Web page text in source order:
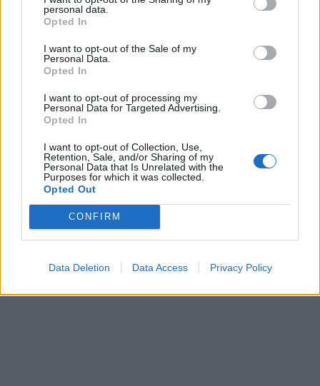
personal data.
Opted In
I want to opt-out of the Sale of my
Personal Data.
Opted In
I want to opt-out of processing my
Personal Data for Targeted Advertising.
Opted In
I want to opt-out of Collection, Use,
Retention, Sale, and/or Sharing of my
Personal Data that Is Unrelated with the
Purposes for which it was collected.
Opted Out
CONFIRM
Data Deletion Data Access Privacy Policy
In evidenza